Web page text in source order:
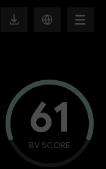
61
BV SCORE